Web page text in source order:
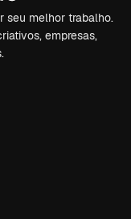
seu melhor trabalho.
empresas,